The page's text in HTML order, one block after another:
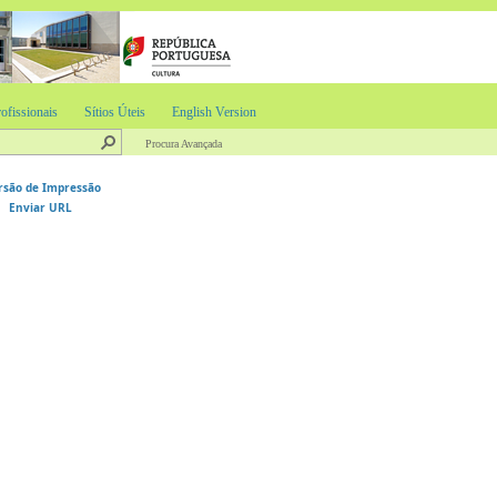
Sítios Úteis English Version
Procura Avançada
de Impressão
Enviar URL